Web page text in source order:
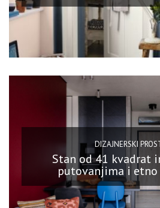
DIZAJNERSKI
Stan od 41 kvadrat
putovanjima i